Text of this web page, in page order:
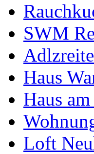
SWM
Haus
Haus am
Loft